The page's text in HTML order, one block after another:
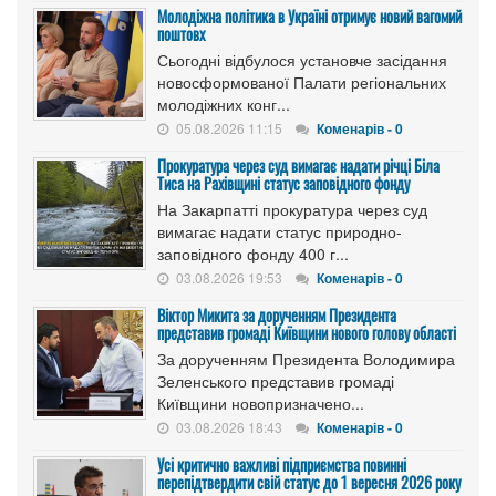
Молодіжна політика в Україні отримує новий вагомий
поштовх
Сьогодні відбулося установче засідання
новосформованої Палати регіональних
молодіжних конг...
05.08.2026 11:15 Коменарів - 0
Прокуратура через суд вимагає надати річці Біла
Тиса на Рахівщині статус заповідного фонду
На Закарпатті прокуратура через суд
вимагає надати статус природно-
заповідного фонду 400 г...
03.08.2026 19:53 Коменарів - 0
Віктор Микита за дорученням Президента
представив громаді Київщини нового голову області
За дорученням Президента Володимира
Зеленського представив громаді
Київщини новопризначено...
03.08.2026 18:43 Коменарів - 0
Усі критично важливі підприємства повинні
перепідтвердити свій статус до 1 вересня 2026 року